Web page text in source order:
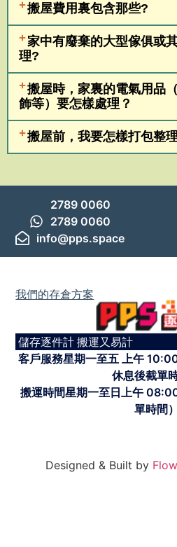
搬屋費用裏包含那些?
家中有廢棄的大型傢俱或
理?
搬屋時，家裏的電氣用品
飾等）要怎樣處理？
搬屋前，我要怎樣打包整
2789 0060
2789 0060
info@pps.space
我們的存倉方案
儲存逐件計 搬運又易計
客戶服務星期一至五 上午
休息後截單時
搬運時間星期一至日上午
單時間）
Designed & Built by